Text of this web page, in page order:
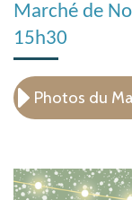
Marché de
15h30
Photos du